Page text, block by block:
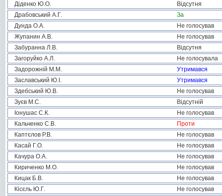
Діденко Ю.О.
Відсутня
Драбовський А.Г.
За
Дунда О.А.
Не голосував
Жупанин А.В.
Не голосував
Забуранна Л.В.
Відсутня
Загоруйко А.Л.
Не голосувала
Задорожній М.М.
Утримався
Заславський Ю.І.
Утримався
Здебський Ю.В.
Не голосував
Зуєв М.С.
Відсутній
Іонушас С.К.
Не голосував
Кальченко С.В.
Проти
Каптєлов Р.В.
Не голосував
Касай Г.О.
Не голосував
Качура О.А.
Не голосував
Кириченко М.О.
Не голосував
Кицак Б.В.
Не голосував
Кісєль Ю.Г.
Не голосував